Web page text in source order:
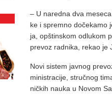
– U na­red­na dva
ke i sprem­no do­če­ka­mo
ja, op­štin­skom od­lu­kom
pre­voz rad­ni­ka, re­kao je
No­vi si­stem jav­nog
mi­ni­stra­ci­je, struč­nog
nič­kih na­u­ka u No­vom